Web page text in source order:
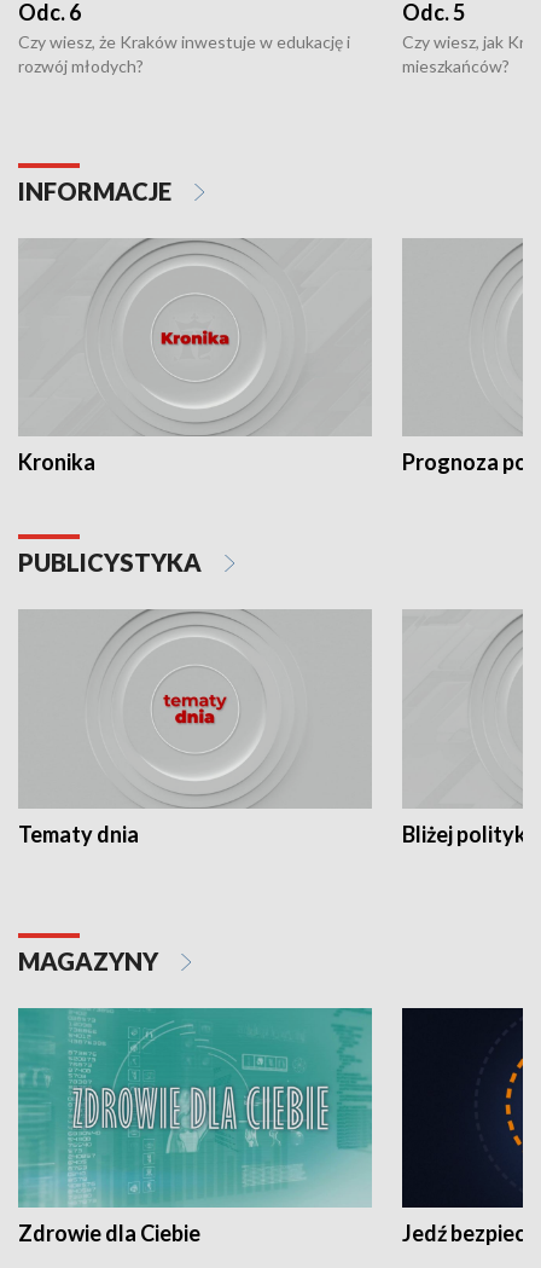
Odc. 6
Czy wiesz, że Kraków inwestuje w edukację i
rozwój młodych?
Odc. 5
Czy wiesz, jak
mieszkańców?
INFORMACJE
Kronika Prognoza
PUBLICYSTYKA
Tematy dnia Bliżej polityki
MAGAZYNY
Zdrowie dla Ciebie Jedź